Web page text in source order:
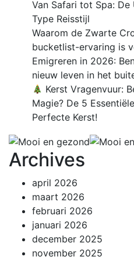
Van Safari tot Spa:
Type Reisstijl
Waarom de Zwarte
bucketlist-ervaring is
Emigreren in 2026:
nieuw leven in het
Kerst Vragenvuur:
Magie? De 5
Perfecte Kerst!
Archives
april 2026
maart 2026
februari 2026
januari 2026
december 2025
november 2025